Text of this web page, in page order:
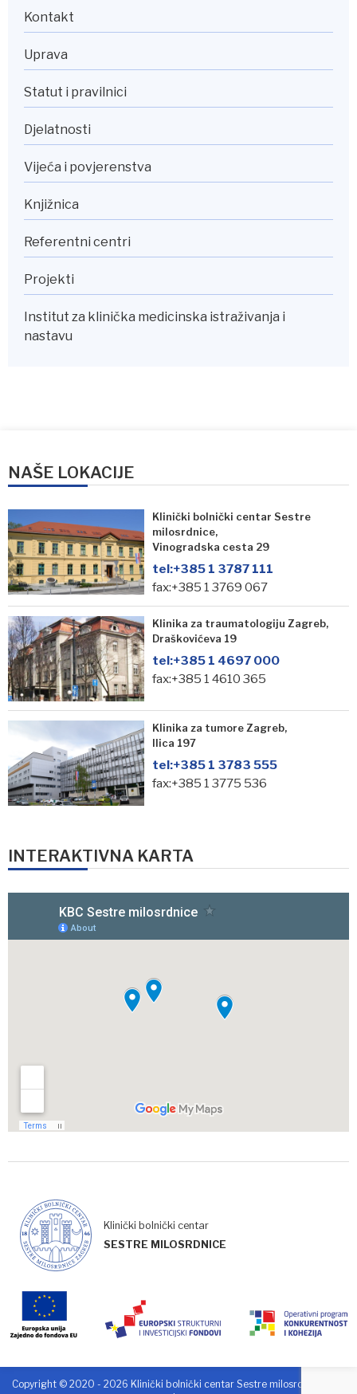
Kontakt
Uprava
Statut i pravilnici
Djelatnosti
Vijeća i povjerenstva
Knjižnica
Referentni centri
Projekti
Institut za klinička medicinska istraživanja i
nastavu
NAŠE LOKACIJE
Klinički bolnički centar Sestre
milosrdnice,
Vinogradska cesta 29
tel:+385 1 3787 111
fax:+385 1 3769 067
Klinika za traumatologiju Zagreb,
Draškovićeva 19
tel:+385 1 4697 000
fax:+385 1 4610 365
Klinika za tumore Zagreb,
Ilica 197
tel:+385 1 3783 555
fax:+385 1 3775 536
INTERAKTIVNA KARTA
Klinički bolnički centar
SESTRE MILOSRDNICE
Copyright © 2020 - 2026 Klinički bolnički centar Sestre milosrdnice. Sva